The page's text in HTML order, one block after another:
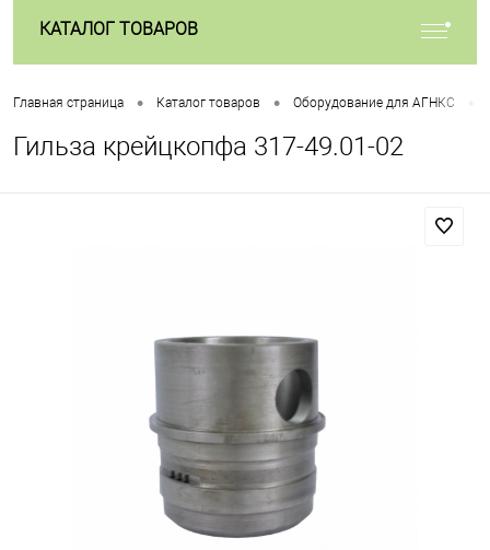
КАТАЛОГ ТОВАРОВ
Главная страница • Каталог товаров • Оборудование для АГНКС
Гильза крейцкопфа 317-49.01-02